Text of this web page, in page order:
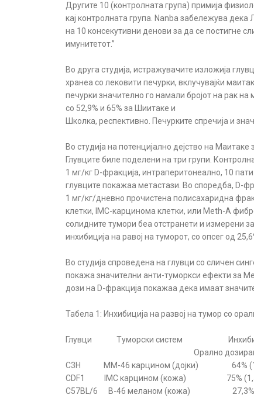
Другите 10 (контролната група) примија
кај контролната група. Nanba забележува
на 10 консекутивни денови за да се постигне
имунитетот.”
Во друга студија, истражувачите изложиja
хранеa со лековити печурки, вклучувајќи
печурки значително го намали бројот на рaк
со 52,9% и 65% за Шиитаке и
Школка, респективно. Печурките спречија и
Во студија на потенцијално дејство на
Глувците биле поделени на три групи.
1 мг/кг D-фракција, интраперитонеално, 10
глувците покажаа метастази. Во споредба, D-
1 мг/кг/дневно прочистена полисахаридна
клетки, IMC-карцинома клетки, или Meth-А
солидните тумори беа отстранети и измерени
инхибиција на равој на туморот, со опсег од
Во студија спроведена на глувци со сличен
покажа значителни анти-туморкси ефекти за
дози на D-фракција покажаа дека имаат
Табела 1: Инхибиција на развој на тумор со
Глувци Туморски систем
Орално дозирање
C3H MM-46 карцином (дојки) 64%
CDF1 IMC карцином (кожа) 75%
C57BL/6 B-46 меланом (кожа) 27,3%